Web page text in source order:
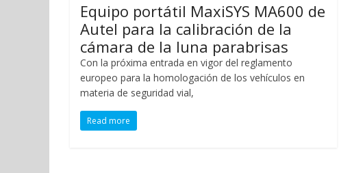
Equipo portátil MaxiSYS MA600 de
Autel para la calibración de la
cámara de la luna parabrisas
Con la próxima entrada en vigor del reglamento
europeo para la homologación de los vehículos en
materia de seguridad vial,
Read more